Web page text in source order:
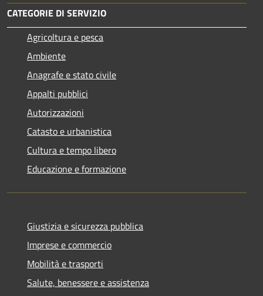
CATEGORIE DI SERVIZIO
Agricoltura e pesca
Ambiente
Anagrafe e stato civile
Appalti pubblici
Autorizzazioni
Catasto e urbanistica
Cultura e tempo libero
Educazione e formazione
Giustizia e sicurezza pubblica
Imprese e commercio
Mobilità e trasporti
Salute, benessere e assistenza